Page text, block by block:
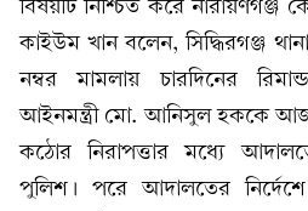
বিষয়টি নিশ্চিত করে নারায়ণগঞ্জ
কাইউম খান বলেন, সিদ্ধিরগঞ্জ
নম্বর মামলায় চারদিনের
আইনমন্ত্রী মো. আনিসুল হককে
কঠোর নিরাপত্তার মধ্যে
পুলিশ। পরে আদালতের